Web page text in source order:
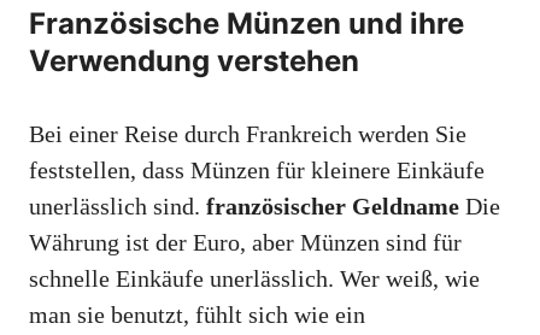
Französische Münzen und ihre
Verwendung verstehen
Bei einer Reise durch Frankreich werden Sie
feststellen, dass Münzen für kleinere Einkäufe
unerlässlich sind. französischer Geldname Die
Währung ist der Euro, aber Münzen sind für
schnelle Einkäufe unerlässlich. Wer weiß, wie
man sie benutzt, fühlt sich wie ein